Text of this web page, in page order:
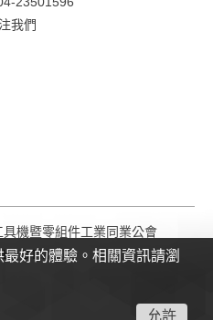
我們
機暨零組件工業同業公會
byGTMC
好的體驗。相關資訊請瀏
允許